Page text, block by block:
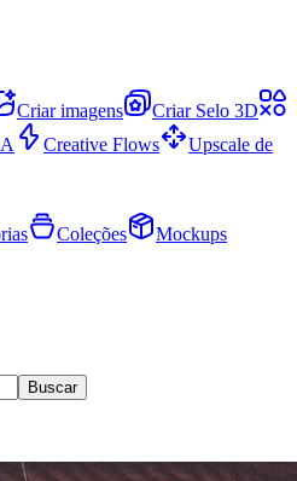
Criar imagens
Criar Selo 3D
Creative Flows
Upscale de
Coleções Mockups
Buscar